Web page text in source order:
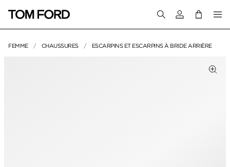
Connectez-
FEMME CHAUSSURES ESCARPINS ET ESCARPINS À BRIDE ARRIÈRE